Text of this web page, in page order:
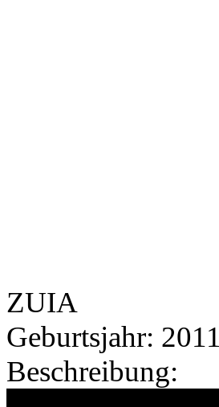
ZUIA
Geburtsjahr: 2011
Beschreibung: